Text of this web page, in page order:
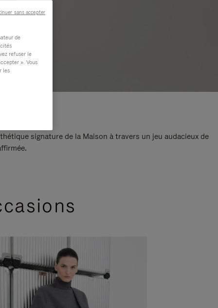
signature de la Maison à travers un jeu audacieux de
de
refuser le
». Vous
les
sans accepter